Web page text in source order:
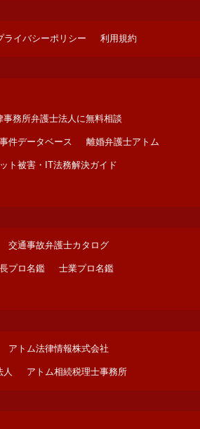
ライバシーポリシー 利用規約
務所弁護士法人に無料相談
件データベース 離婚弁護士アトム
ト被害・IT法務解決ガイド
交通事故弁護士カタログ
プロ名鑑 士業プロ名鑑
アトム法律情報株式会社
アトム相続税理士事務所